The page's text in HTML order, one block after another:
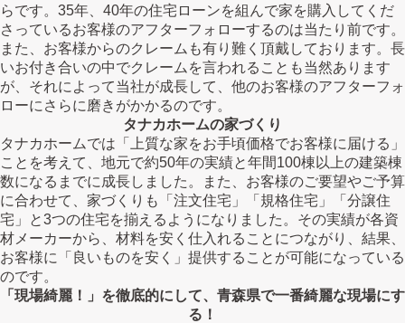
らです。35年、40年の住宅ローンを組んで家を購入してくだ
さっているお客様のアフターフォローするのは当たり前です。
また、お客様からのクレームも有り難く頂戴しております。長
いお付き合いの中でクレームを言われることも当然あります
が、それによって当社が成長して、他のお客様のアフターフォ
ローにさらに磨きがかかるのです。
タナカホームの家づくり
タナカホームでは「上質な家をお手頃価格でお客様に届ける」
ことを考えて、地元で約50年の実績と年間100棟以上の建築棟
数になるまでに成長しました。また、お客様のご要望やご予算
に合わせて、家づくりも「注文住宅」「規格住宅」「分譲住
宅」と3つの住宅を揃えるようになりました。その実績が各資
材メーカーから、材料を安く仕入れることにつながり、結果、
お客様に「良いものを安く」提供することが可能になっている
のです。
「現場綺麗！」を徹底的にして、青森県で一番綺麗な現場にす
る！